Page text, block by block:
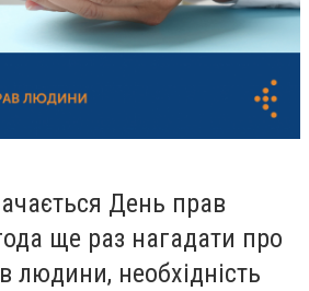
День прав
ще раз нагадати про
людини, необхідність